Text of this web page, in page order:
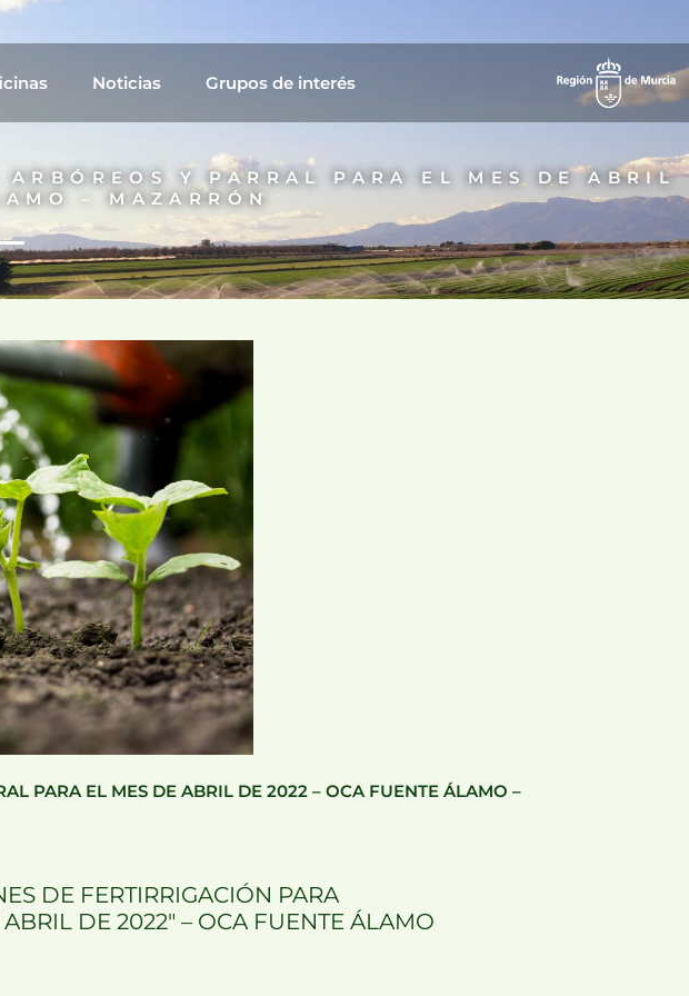
Noticias Grupos de interés
Y PARRAL PARA EL MES DE ABRIL
– MAZARRÓN
PARA EL MES DE ABRIL DE 2022 – OCA FUENTE ÁLAMO –
DE FERTIRRIGACIÓN PARA
DE 2022″ – OCA FUENTE ÁLAMO